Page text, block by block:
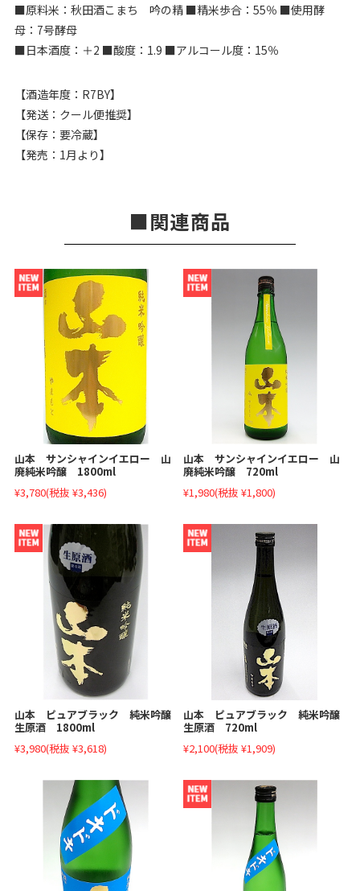
■原料米：秋田酒こまち 吟の精 ■精米歩合：55％ ■使用酵
母：7号酵母
■日本酒度：＋2 ■酸度：1.9 ■アルコール度：15％
【酒造年度：R7BY】
【発送：クール便推奨】
【保存：要冷蔵】
【発売：1月より】
関連商品
山本 サンシャインイエロー 山
廃純米吟醸 1800ml
¥3,780(税抜 ¥3,436)
山本 サンシャインイエロー 山
廃純米吟醸 720ml
¥1,980(税抜 ¥1,800)
山本 ピュアブラック 純米吟醸
生原酒 1800ml
¥3,980(税抜 ¥3,618)
山本 ピュアブラック 純米吟醸
生原酒 720ml
¥2,100(税抜 ¥1,909)